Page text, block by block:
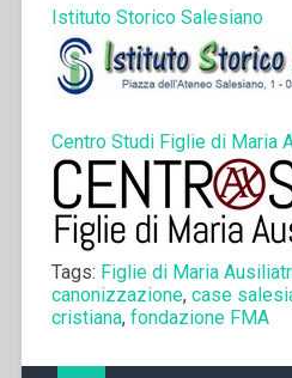
Istituto Storico Salesiano
Centro Studi Figlie di Maria
Tags: Figlie di Maria
canonizzazione, case
cristiana, fondazione FMA